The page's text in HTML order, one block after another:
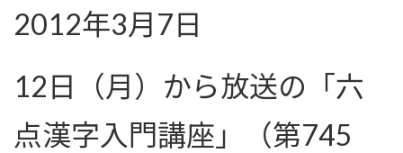
2012年3月7日
12日（月）から放送の「六
点漢字入門講座」（第745